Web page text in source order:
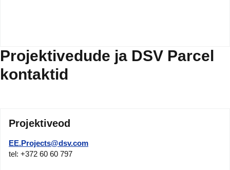
Projektivedude ja DSV Parcel
kontaktid
Projektiveod
EE.Projects@dsv.com
tel: +372 60 60 797